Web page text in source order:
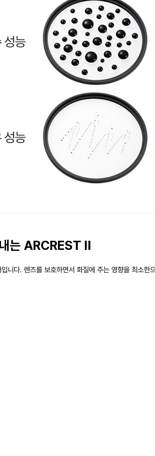
는 ARCREST Ⅱ
니다. 렌즈를 보호하면서 화질에 주는 영향을 최소한